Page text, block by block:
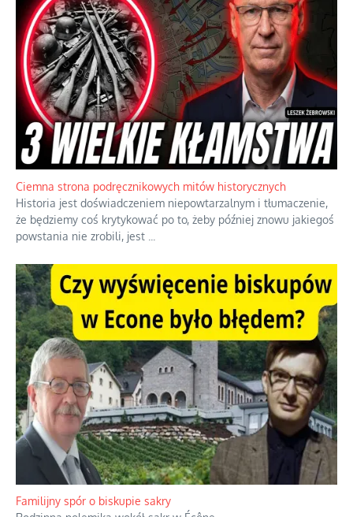
Szlachetna duma z historycznego braku rozsądku
Jednym z dziedzictw polskiej kontrreformacji jest skłonność do
oceniania wszystkiego w kategoriach moralnych, w tym
również polityki międzynarodowej, a...
Ciemna strona podręcznikowych mitów historycznych
Historia jest doświadczeniem niepowtarzalnym i tłumaczenie,
że będziemy coś krytykować po to, żeby później znowu jakiegoś
powstania nie zrobili, jest...